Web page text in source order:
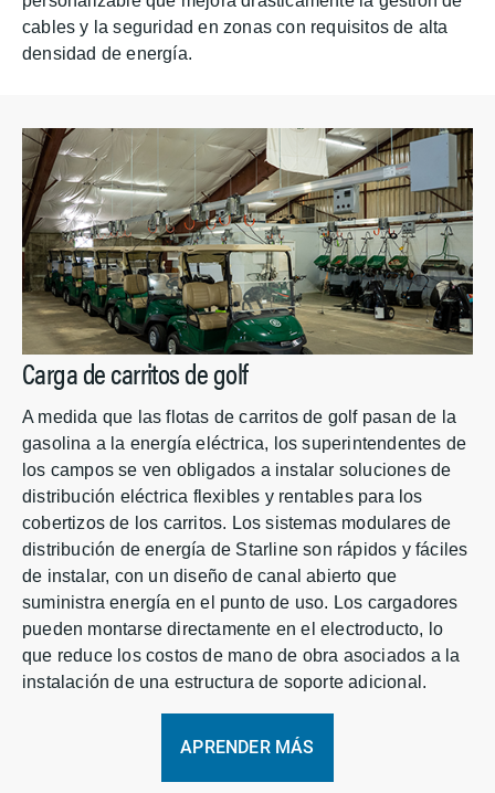
cables y la seguridad en zonas con requisitos de alta
densidad de energía.
Carga de carritos de golf
A medida que las flotas de carritos de golf pasan de la
gasolina a la energía eléctrica, los superintendentes de
los campos se ven obligados a instalar soluciones de
distribución eléctrica flexibles y rentables para los
cobertizos de los carritos. Los sistemas modulares de
distribución de energía de Starline son rápidos y fáciles
de instalar, con un diseño de canal abierto que
suministra energía en el punto de uso. Los cargadores
pueden montarse directamente en el electroducto, lo
que reduce los costos de mano de obra asociados a la
instalación de una estructura de soporte adicional.
APRENDER MÁS